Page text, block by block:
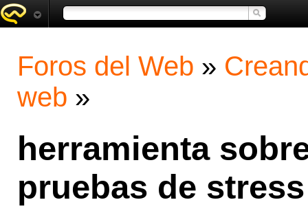
Foros del Web »
web »
herramienta
pruebas de stress